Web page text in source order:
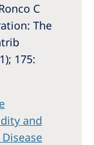
C
The
175:
and